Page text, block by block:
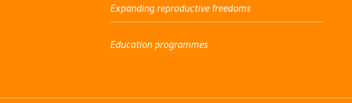
Expanding reproductive freedoms
Education programmes